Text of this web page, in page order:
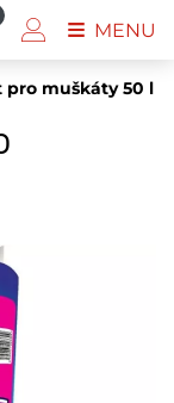
pro muškáty 50 l
MENU